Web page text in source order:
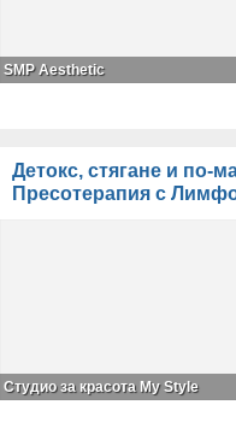
SMP Aesthetic
Детокс, стягане и по-
Пресотерапия с
Студио за красота My Style